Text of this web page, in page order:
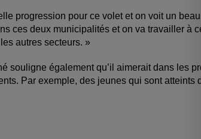
progression pour ce volet et on voit un
ces deux municipalités et on va travailler à
les autres secteurs. »
souligne également qu’il aimerait dans les
Par exemple, des jeunes qui sont atteints